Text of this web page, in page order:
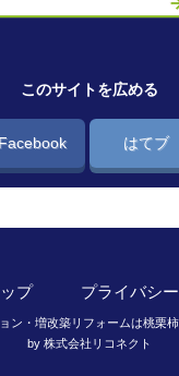
このサイトを広める
はてブ
プ プライバシ
ン・増改築リフォームは桃栗
by 株式会社リコネクト